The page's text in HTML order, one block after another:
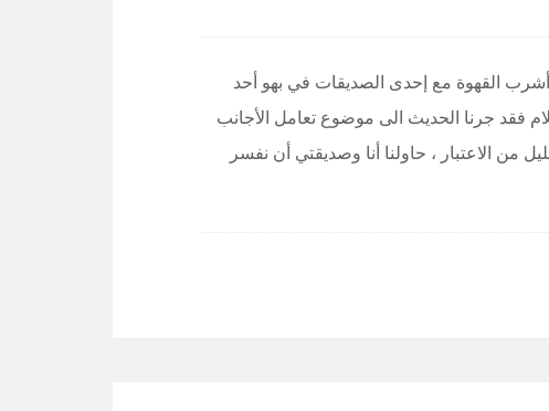
كنت أشرب القهوة مع إحدى الصديقات في بهو أحد
فقد جرنا الحديث الى موضوع تعامل الأجانب
من الاعتبار ، حاولنا أنا وصديقتي أن نفسر